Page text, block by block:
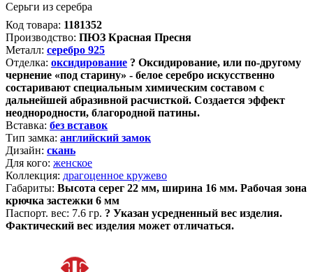
Серьги из серебра
Код товара: 1181352
Производство: ПЮЗ Красная Пресня
Металл: серебро 925
Отделка: оксидирование ? Оксидирование, или по-другому
чернение «под старину» - белое серебро искусственно
состаривают специальным химическим составом с
дальнейшей абразивной расчисткой. Создается эффект
неоднородности, благородной патины.
Вставка: без вставок
Тип замка: английский замок
Дизайн: скань
Для кого: женское
Коллекция: драгоценное кружево
Габариты: Высота серег 22 мм, ширина 16 мм. Рабочая зона
крючка застежки 6 мм
Паспорт. вес: 7.6 гр. ? Указан усредненный вес изделия.
Фактический вес изделия может отличаться.